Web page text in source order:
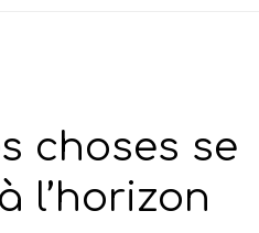
choses se
l’horizon